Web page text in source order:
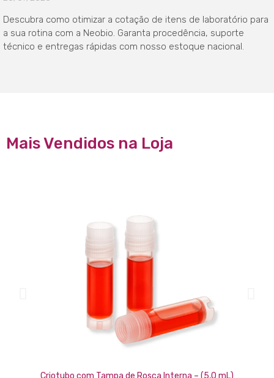
Descubra como otimizar a cotação de itens de laboratório para
a sua rotina com a Neobio. Garanta procedência, suporte
técnico e entregas rápidas com nosso estoque nacional.
Mais Vendidos na Loja